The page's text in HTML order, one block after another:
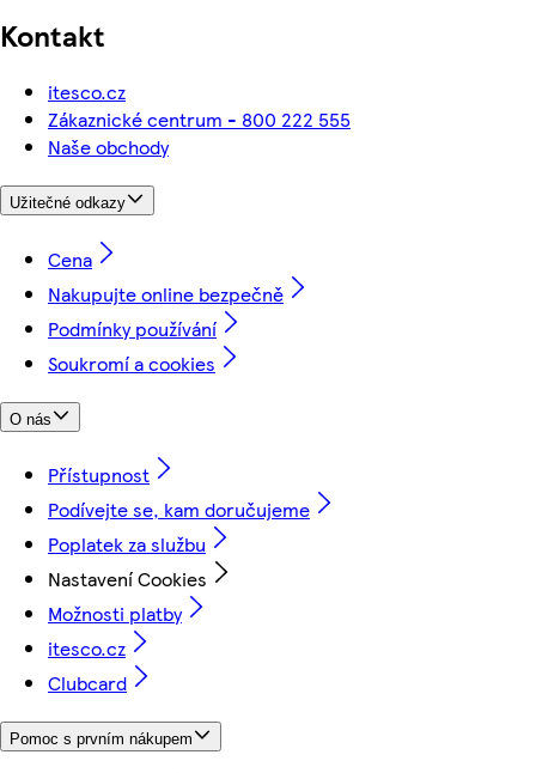
Kontakt
itesco.cz
Zákaznické centrum - 800 222 555
Naše obchody
Užitečné odkazy
Cena
Nakupujte online bezpečně
Podmínky používání
Soukromí a cookies
O nás
Přístupnost
Podívejte se, kam doručujeme
Poplatek za službu
Nastavení Cookies
Možnosti platby
itesco.cz
Clubcard
Pomoc s prvním nákupem